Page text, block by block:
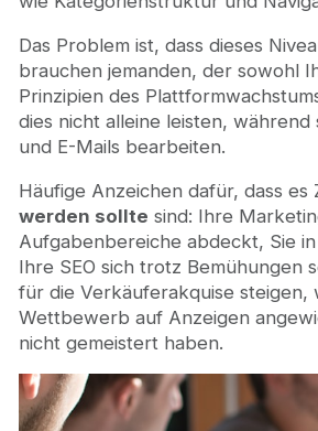
Das Problem ist, dass dieses
brauchen jemanden, der sowohl
Prinzipien des
dies nicht alleine leisten,
und E-Mails bearbeiten.
Häufige Anzeichen dafür, dass
werden sollte sind: Ihre
Aufgabenbereiche abdeckt, Sie
Ihre SEO sich trotz Bemühungen
für die Verkäuferakquise steigen,
Wettbewerb auf Anzeigen
nicht gemeistert haben.